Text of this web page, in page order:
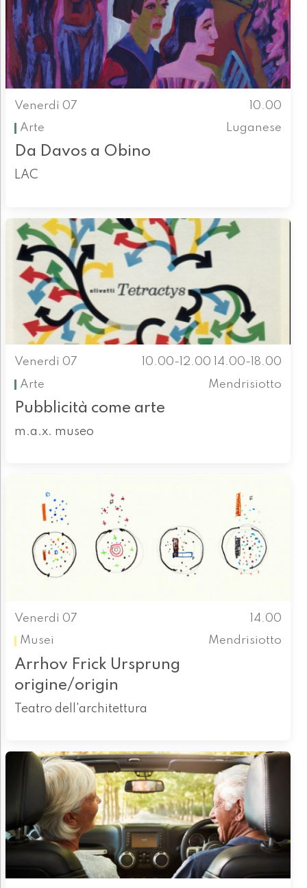
Venerdì 07
10.00
Arte
Luganese
Da Davos a Obino
LAC
Venerdì 07
10.00-12.00 14.00-18.00
Arte
Mendrisiotto
Pubblicità come arte
m.a.x. museo
Venerdì 07
14.00
Musei
Mendrisiotto
Arrhov Frick Ursprung
origine/origin
Teatro dell'architettura